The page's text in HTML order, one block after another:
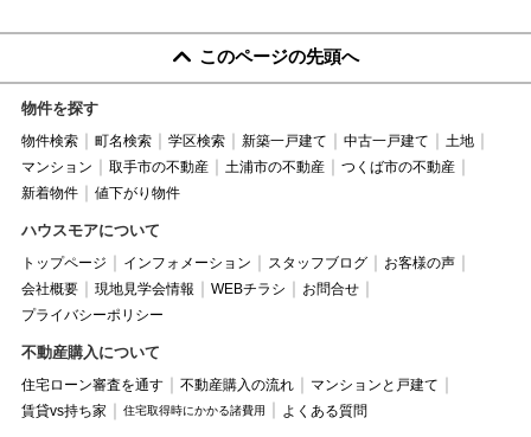
このページの先頭へ
物件を探す
物件検索 町名検索 学区検索 新築一戸建て 中古一戸建て
土地
マンション
取手市の不動産 土浦市の不動産
つくば市の不動産
新着物件
値下がり物件
ハウスモアについて
トップページ インフォメーション スタッフブログ
お客様の声
会社概要
現地見学会情報 WEBチラシ
お問合せ
プライバシーポリシー
不動産購入について
住宅ローン審査を通す 不動産購入の流れ
マンションと戸建て
賃貸vs持ち家
住宅取得時にかかる諸費用 よくある質問